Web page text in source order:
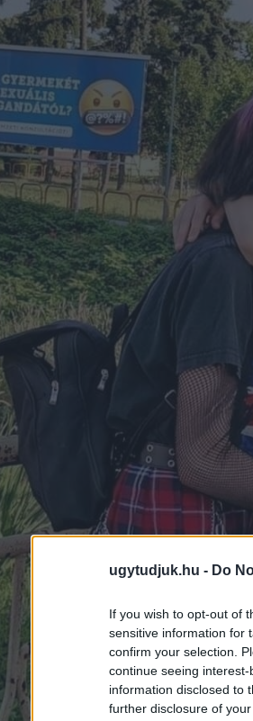
ugytudjuk.hu - Do
If you wish to opt-out of
sensitive information for
confirm your selection.
continue seeing
information disclosed to
further disclosure of